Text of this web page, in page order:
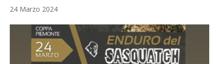
24 Marzo 2024